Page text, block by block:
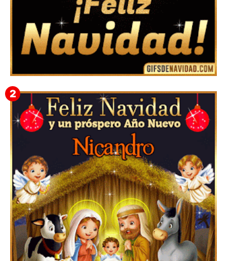
▷GIF de Feliz Navidad 2025【❤️】